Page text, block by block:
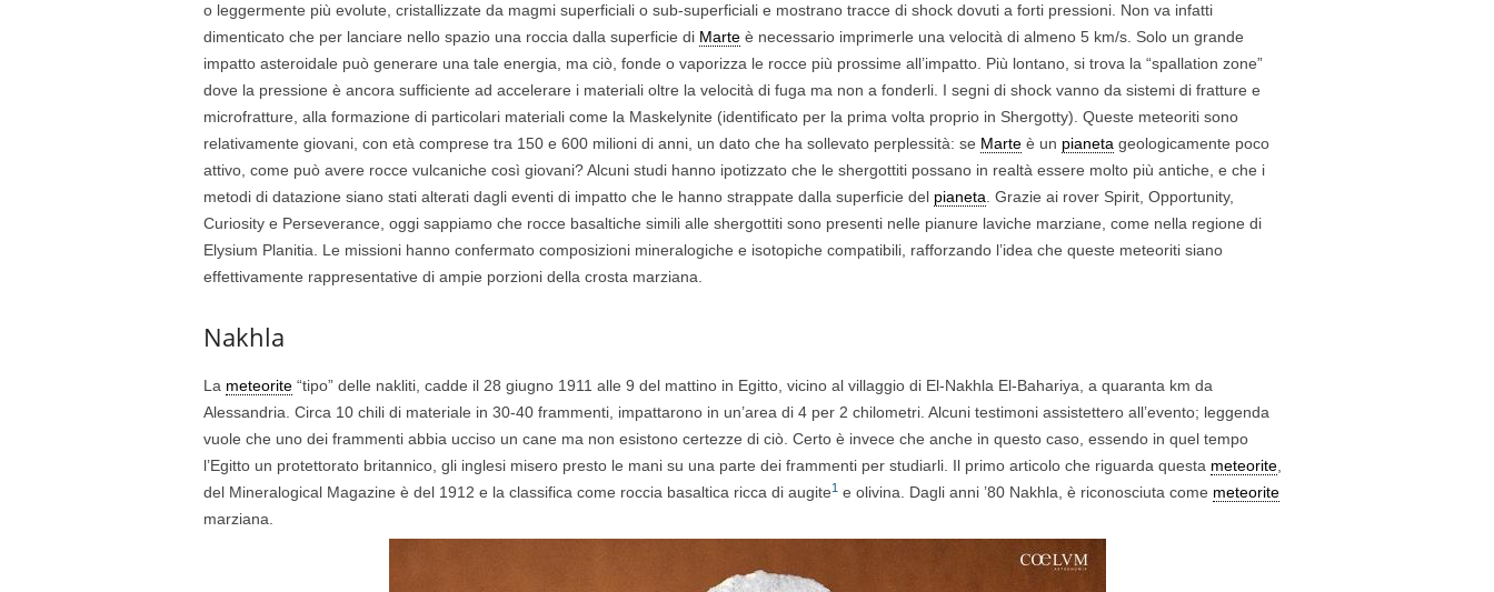
o leggermente più evolute, cristallizzate da magmi superficiali o sub-superficiali e mostrano tracce di shock dovuti a forti pressioni. Non va infatti
dimenticato che per lanciare nello spazio una roccia dalla superficie di Marteè necessario imprimerle una velocità di almeno 5 km/s. Solo un grande
impatto asteroidale può generare una tale energia, ma ciò, fonde o vaporizza le rocce più prossime all’impatto. Più lontano, si trova la “spallation zone”
dove la pressione è ancora sufficiente ad accelerare i materiali oltre la velocità di fuga ma non a fonderli. I segni di shock vanno da sistemi di fratture e
microfratture, alla formazione di particolari materiali come la Maskelynite (identificato per la prima volta proprio in Shergotty). Queste meteoriti sono
relativamente giovani, con età comprese tra 150 e 600 milioni di anni, un dato che ha sollevato perplessità: se Marteè un pianeta geologicamente poco
attivo, come può avere rocce vulcaniche così giovani? Alcuni studi hanno ipotizzato che le shergottiti possano in realtà essere molto più antiche, e che i
metodi di datazione siano stati alterati dagli eventi di impatto che le hanno strappate dalla superficie del pianeta . Grazie ai rover Spirit, Opportunity,
Curiosity e Perseverance, oggi sappiamo che rocce basaltiche simili alle shergottiti sono presenti nelle pianure laviche marziane, come nella regione di
Elysium Planitia. Le missioni hanno confermato composizioni mineralogiche e isotopiche compatibili, rafforzando l’idea che queste meteoriti siano
effettivamente rappresentative di ampie porzioni della crosta marziana.
Nakhla
La meteorite“tipo” delle nakliti, cadde il 28 giugno 1911 alle 9 del mattino in Egitto, vicino al villaggio di El-Nakhla El-Bahariya, a quaranta km da
Alessandria. Circa 10 chili di materiale in 30-40 frammenti, impattarono in un’area di 4 per 2 chilometri. Alcuni testimoni assistettero all’evento; leggenda
vuole che uno dei frammenti abbia ucciso un cane ma non esistono certezze di ciò. Certo è invece che anche in questo caso, essendo in quel tempo
l’Egitto un protettorato britannico, gli inglesi misero presto le mani su una parte dei frammenti per studiarli. Il primo articolo che riguarda questa meteorite,
del Mineralogical Magazine è del 1912 e la classifica come roccia basaltica ricca di augite1e olivina. Dagli anni ’80 Nakhla, è riconosciuta come meteorite
marziana.